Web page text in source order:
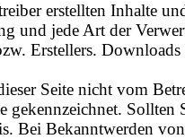
erstellten Inhalte
und jede Art der
Erstellers.
Seite nicht vom
gekennzeichnet.
Bei Bekanntwerden